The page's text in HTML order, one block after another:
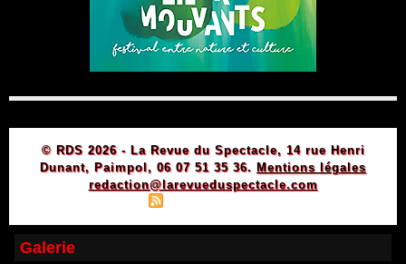
© RDS 2026 - La Revue du Spectacle, 14 rue Henri
Dunant, Paimpol, 06 07 51 35 36. Mentions légales
redaction@larevueduspectacle.com
Galerie